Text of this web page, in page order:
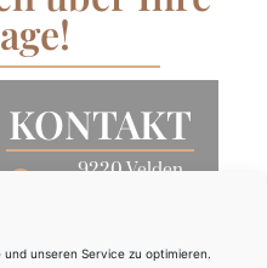
unseren Service zu optimieren.
KONTAKT
9220 Velden
1883